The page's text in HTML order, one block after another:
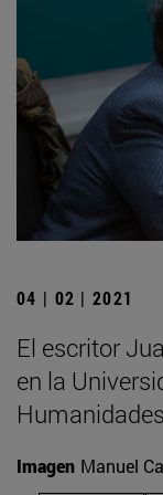
04 | 02 | 2021
El escritor
en la
Imagen Manuel